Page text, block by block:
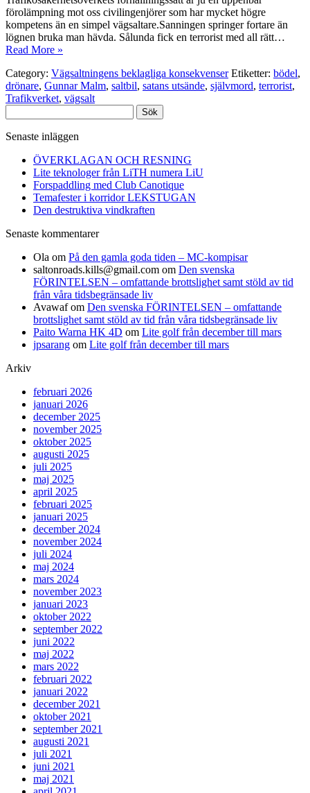
förolämpning mot oss civilingenjörer som har mycket högre
kompetens än en simpel vägsaltare.Sanningen springer fortare än
lögnen bruka man hävda. Sålunda fick en terrorist med all rätt…
Read More »
Category: Vägsaltningens beklagliga konsekvenser Etiketter: bödel,
drönare, Gunnar Malm, saltbil, satans utsände, självmord, terrorist,
Trafikverket, vägsalt
efter:
Senaste inläggen
ÖVERKLAGAN OCH RESNING
Lite teknologer från LiTH numera LiU
Forspaddling med Club Canotique
Temafester i korridor LEKSTUGAN
Den destruktiva vindkraften
Senaste kommentarer
Ola om På den gamla goda tiden – MC-kompisar
saltonroads.kills@gmail.com om Den svenska
FÖRINTELSEN – omfattande brottslighet samt stöld av tid
från våra tidsbegränsade liv
Avawafom Den svenska FÖRINTELSEN – omfattande
brottslighet samt stöld av tid från våra tidsbegränsade liv
Paito Warna HK 4D om Lite golf från december till mars
jpsarang om Lite golf från december till mars
Arkiv
februari 2026
januari 2026
december 2025
november 2025
oktober 2025
augusti 2025
juli 2025
maj 2025
april 2025
februari 2025
januari 2025
december 2024
november 2024
juli 2024
maj 2024
mars 2024
november 2023
januari 2023
oktober 2022
september 2022
juni 2022
maj 2022
mars 2022
februari 2022
januari 2022
december 2021
oktober 2021
september 2021
augusti 2021
juli 2021
juni 2021
maj 2021